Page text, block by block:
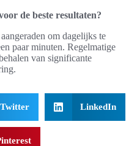
de beste resultaten?
om dagelijks te
paar minuten. Regelmatige
van significante
Twitter LinkedIn